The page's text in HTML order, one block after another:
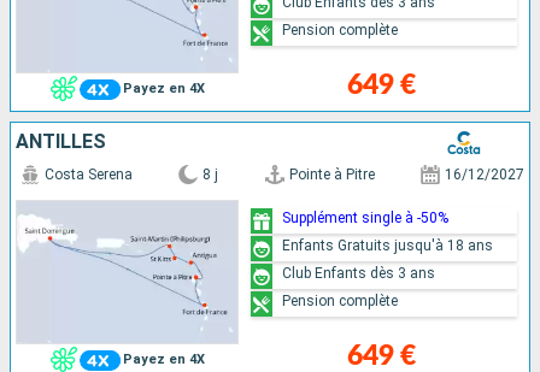
Payez en 4X 649 €
Pension complète
ANTILLES
Payez en 4X
Costa Serena 8 j Pointe à Pitre 16/12/2027
649 €
Supplément single à -50%
Enfants Gratuits jusqu'à 18 ans
Club Enfants dès 3 ans
Pension complète